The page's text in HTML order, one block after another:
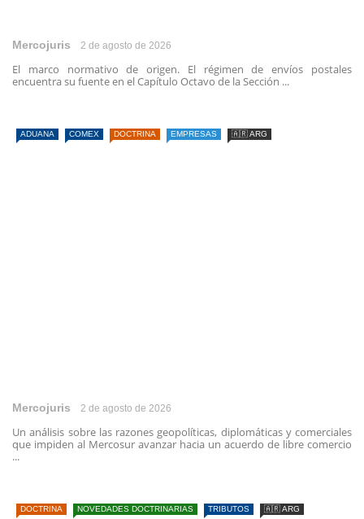
Mercojuris 2 de agosto de 2026
El marco normativo de origen. El régimen de envíos postales
encuentra su fuente en el Capítulo Octavo de la Sección ...
ADUANA COMEX DOCTRINA EMPRESAS 🇦🇷 ARG
Mercojuris 2 de agosto de 2026
Un análisis sobre las razones geopolíticas, diplomáticas y comerciales
que impiden al Mercosur avanzar hacia un acuerdo de libre comercio
...
DOCTRINA NOVEDADES DOCTRINARIAS TRIBUTOS 🇦🇷 ARG